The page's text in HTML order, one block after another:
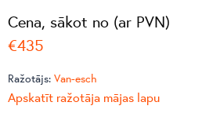
Cena, sākot no (ar PVN)
€435
Ražotājs: Van-esch
Apskatīt ražotāja mājas lapu